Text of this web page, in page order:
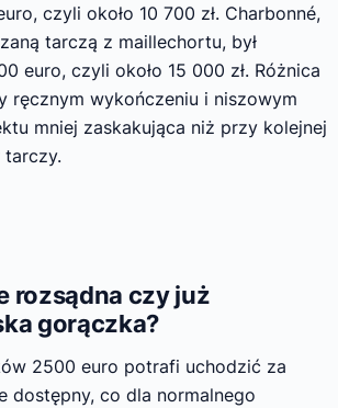
czyli około 10 700 zł. Charbonné,
tarczą z maillechortu, był
euro, czyli około 15 000 zł. Różnica
ręcznym wykończeniu i niszowym
mniej zaskakująca niż przy kolejnej
tarczy.
rozsądna czy już
gorączka?
2500 euro potrafi uchodzić za
dostępny, co dla normalnego